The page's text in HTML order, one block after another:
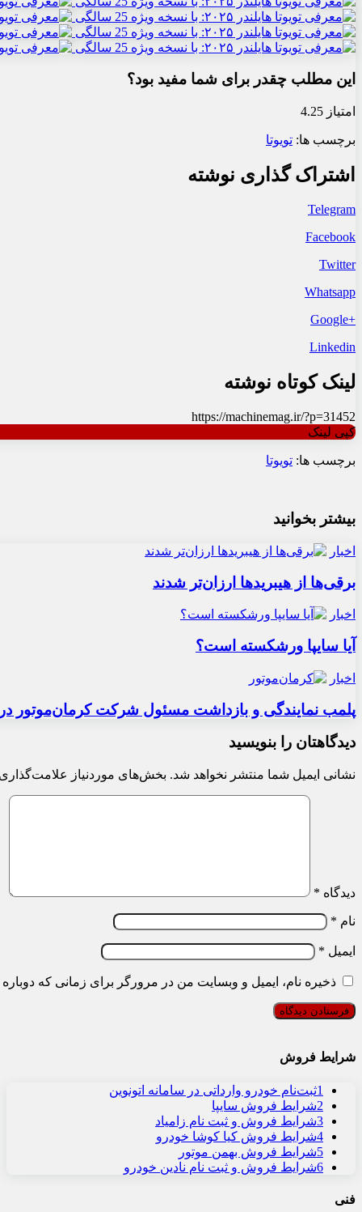
این مطلب چقدر برای شما مفید بود؟
امتیاز 4.25
برچسب ها: تویوتا
اشتراک گذاری نوشته
Telegram
Facebook
Twitter
Whatsapp
+Google
Linkedin
لینک کوتاه نوشته
https://machinemag.ir/?p=31452
کپی لینک
برچسب ها: تویوتا
بیشتر بخوانید
اخبار
برقی‌ها از هیبریدها ارزان‌تر شدند
اخبار
آیا سایپا ورشکسته است؟
اخبار
پلمب نمایندگی و بازداشت مسئول شرکت کرمان‌موتور
دیدگاهتان را بنویسید
نشانی ایمیل شما منتشر نخواهد شد. بخش‌های موردنیاز
دیدگاه *
نام *
ایمیل *
ذخیره نام، ایمیل و وبسایت من در مرورگر برای زمانی که
شرایط فروش
1ثبت‌نام خودرو وارداتی در سامانه اتونوین
2شرایط فروش سایپا
3شرایط فروش و ثبت نام زامیاد
4شرایط فروش کیا کوشا خودرو
5شرایط فروش بهمن موتور
6شرایط فروش و ثبت نام نادین خودرو
فنی